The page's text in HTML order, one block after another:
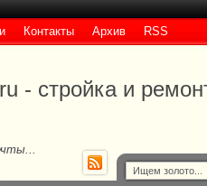
- стройка и
Контакты Архив RSS